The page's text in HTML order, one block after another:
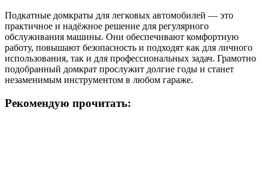
Подкатные домкраты для легковых автомобилей — это
практичное и надёжное решение для регулярного
обслуживания машины. Они обеспечивают комфортную
работу, повышают безопасность и подходят как для личного
использования, так и для профессиональных задач. Грамотно
подобранный домкрат прослужит долгие годы и станет
незаменимым инструментом в любом гараже.
Рекомендую прочитать: